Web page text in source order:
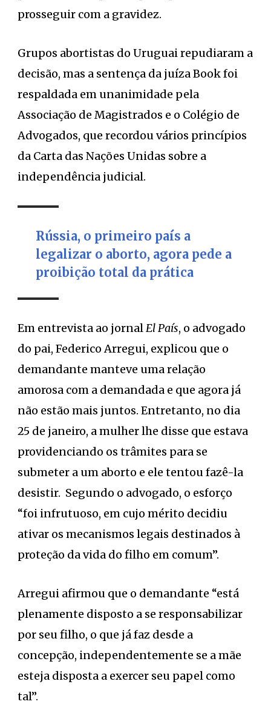
prosseguir com a gravidez.
Grupos abortistas do Uruguai repudiaram a
decisão, mas a sentença da juíza Book foi
respaldada em unanimidade pela
Associação de Magistrados e o Colégio de
Advogados, que recordou vários princípios
da Carta das Nações Unidas sobre a
independência judicial.
Rússia, o primeiro país a
legalizar o aborto, agora pede a
proibição total da prática
Em entrevista ao jornal El País, o advogado
do pai, Federico Arregui, explicou que o
demandante manteve uma relação
amorosa com a demandada e que agora já
não estão mais juntos. Entretanto, no dia
25 de janeiro, a mulher lhe disse que estava
providenciando os trâmites para se
submeter a um aborto e ele tentou fazê-la
desistir. Segundo o advogado, o esforço
“foi infrutuoso, em cujo mérito decidiu
ativar os mecanismos legais destinados à
proteção da vida do filho em comum”.
Arregui afirmou que o demandante “está
plenamente disposto a se responsabilizar
por seu filho, o que já faz desde a
concepção, independentemente se a mãe
esteja disposta a exercer seu papel como
tal”.